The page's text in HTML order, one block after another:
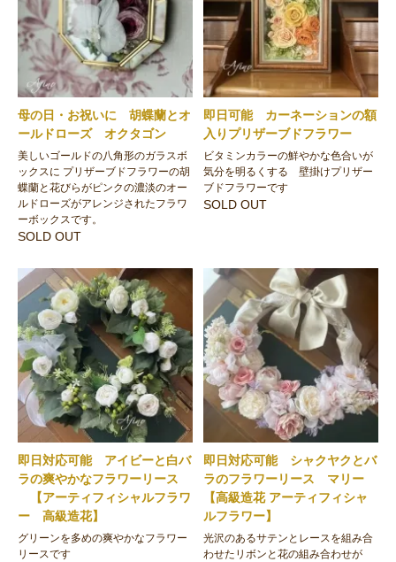
母の日・お祝いに 胡蝶蘭とオ
ールドローズ オクタゴン
美しいゴールドの八角形のガラスボ
ックスに プリザーブドフラワーの胡
蝶蘭と花びらがピンクの濃淡のオー
ルドローズがアレンジされたフラワ
ーボックスです。
SOLD OUT
即日可能 カーネーションの額
入りプリザーブドフラワー
ビタミンカラーの鮮やかな色合いが
気分を明るくする 壁掛けプリザー
ブドフラワーです
SOLD OUT
即日対応可能 アイビーと白バ
ラの爽やかなフラワーリース
【アーティフィシャルフラワ
ー 高級造花】
グリーンを多めの爽やかなフラワー
リースです
即日対応可能 シャクヤクとバ
ラのフラワーリース マリー
【高級造花 アーティフィシャ
ルフラワー】
光沢のあるサテンとレースを組み合
わせたリボンと花の組み合わせが